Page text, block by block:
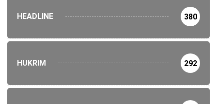
HEADLINE 380
HUKRIM 292